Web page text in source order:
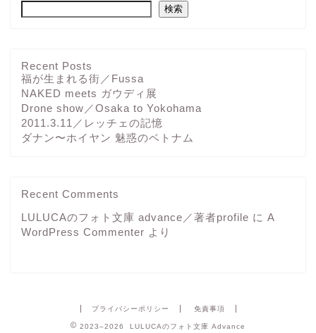
検索
Recent Posts
福が生まれる街／Fussa
NAKED meets ガウディ展
Drone show／Osaka to Yokohama
2011.3.11／レッチェの記憶
ダナン〜ホイヤン 魅惑のベトナム
Recent Comments
LULUCAのフォト文庫 advance／著者profile に A
WordPress Commenter より
プライバシーポリシー 免責事項
2023–2026 LULUCAのフォト文庫 Advance